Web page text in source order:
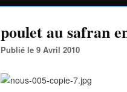
poulet au safran
Publié le 9 Avril 2010